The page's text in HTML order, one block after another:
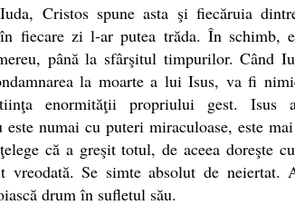
Cristos spune asta şi fiecăruia
fiecare zi l-ar putea trăda. În schimb,
până la sfârşitul timpurilor. Când
la moarte a lui Isus, va fi
enormităţii propriului gest. Isus
este numai cu puteri miraculoase, este
că a greşit totul, de aceea doreşte
vreodată. Se simte absolut de neiertat.
drum în sufletul său.